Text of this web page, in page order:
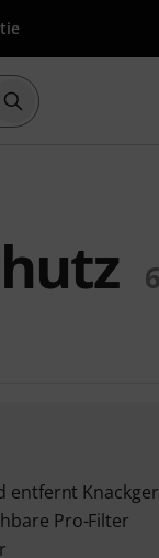
Suche mit
6
entfernt
Pro-Filter